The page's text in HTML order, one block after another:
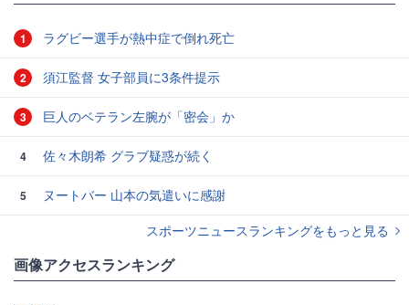
1 ラグビー選手が熱中症で倒れ死亡
2 須江監督 女子部員に3条件提示
3 巨人のベテラン左腕が「密会」か
4 佐々木朗希 グラブ疑惑が続く
5
ヌートバー 山本の気遣いに感謝
スポーツニュースランキングをもっと見る
画像アクセスランキング